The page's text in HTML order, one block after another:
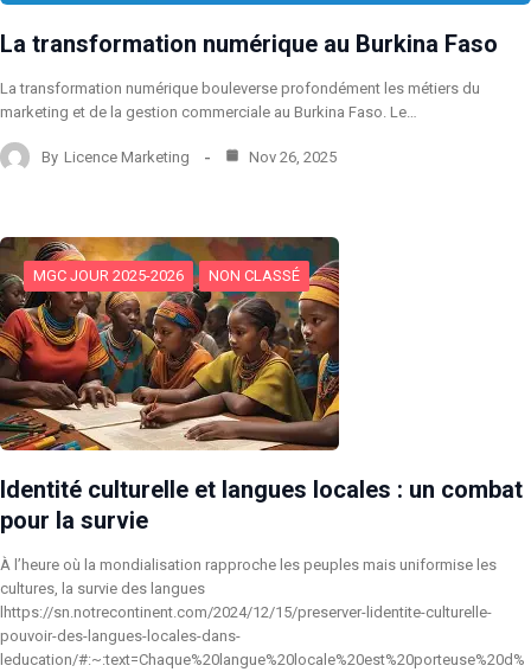
La transformation numérique au Burkina Faso
La transformation numérique bouleverse profondément les métiers du
marketing et de la gestion commerciale au Burkina Faso. Le…
By Licence Marketing Nov 26, 2025
MGC JOUR 2025-2026 NON CLASSÉ
Identité culturelle et langues locales : un combat
pour la survie
À l’heure où la mondialisation rapproche les peuples mais uniformise les
cultures, la survie des langues
lhttps://sn.notrecontinent.com/2024/12/15/preserver-lidentite-culturelle-
pouvoir-des-langues-locales-dans-
leducation/#:~:text=Chaque%20langue%20locale%20est%20porteuse%20d%